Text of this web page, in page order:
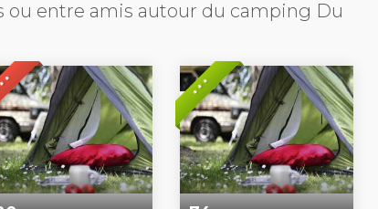
ou entre amis autour du camping Du
* * * *